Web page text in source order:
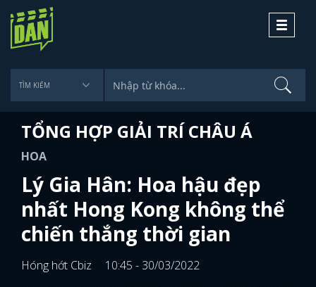
Toggle
TỔNG HỢP GIẢI TRÍ CHÂU Á
HOA
Lý Gia Hân: Hoa hậu đẹp
nhất Hong Kong không thể
chiến thắng thời gian
Hóng hớt Cbiz
10:45 - 30/03/2022